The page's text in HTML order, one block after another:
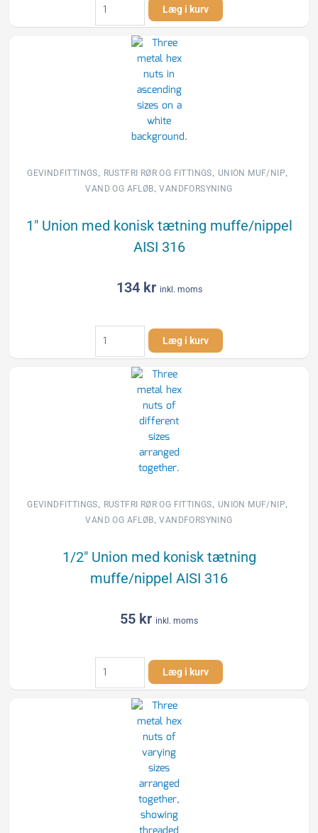
Union
med
muffe/nippel
Læg i kurv
GEVINDFITTINGS, RUSTFRI RØR OG FITTINGS, UNION MUF/NIP,
VAND OG AFLØB,VANDFORSYNING
1″ Union med konisk tætning muffe/nippel
AISI 316
134 kr inkl. moms
1"
Union
med
muffe/nippel
Læg i kurv
GEVINDFITTINGS, RUSTFRI RØR OG FITTINGS, UNION MUF/NIP,
VAND OG AFLØB,VANDFORSYNING
1/2″ Union med konisk tætning
muffe/nippel AISI 316
55 kr inkl. moms
1/2"
Union
med
muffe/nippel
Læg i kurv